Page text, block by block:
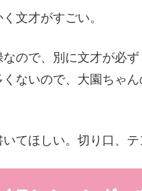
文才がすごい。
ので、別に文才が必
ないので、大園ちゃ
てほしい。切り口、テ